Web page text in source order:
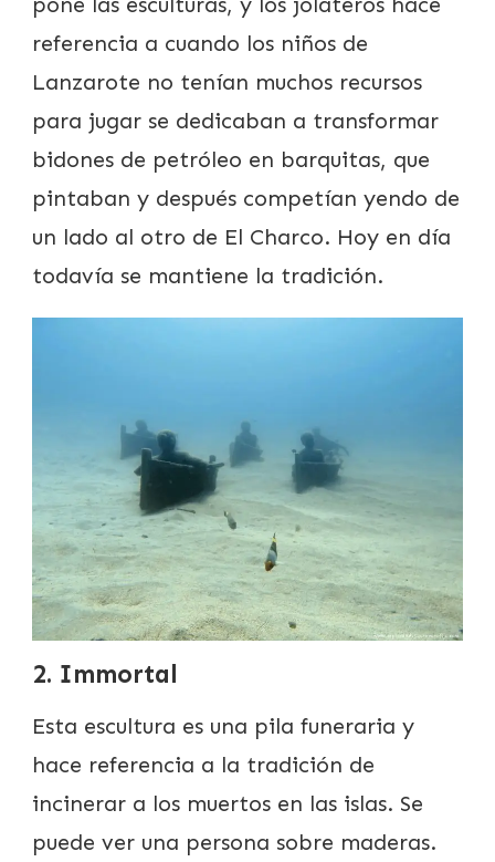
referencia a cuando los niños de
Lanzarote no tenían muchos recursos
para jugar se dedicaban a transformar
bidones de petróleo en barquitas, que
pintaban y después competían yendo de
un lado al otro de El Charco. Hoy en día
todavía se mantiene la tradición.
2. Immortal
Esta escultura es una pila funeraria y
hace referencia a la tradición de
incinerar a los muertos en las islas. Se
puede ver una persona sobre maderas.